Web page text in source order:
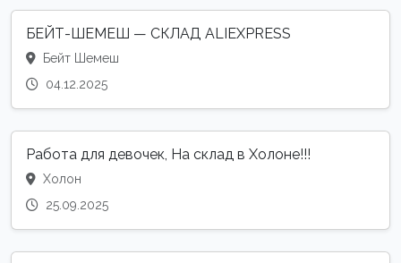
БЕЙТ-ШЕМЕШ — СКЛАД ALIEXPRESS
Бейт Шемеш
04.12.2025
Работа для девочек, На склад в Холоне!!!
Холон
25.09.2025